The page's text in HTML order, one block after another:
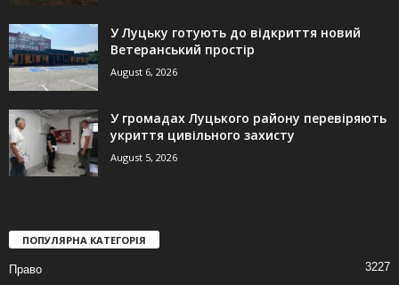
У Луцьку готують до відкриття новий
Ветеранський простір
August 6, 2026
У громадах Луцького району перевіряють
укриття цивільного захисту
August 5, 2026
ПОПУЛЯРНА КАТЕГОРІЯ
Право 3227